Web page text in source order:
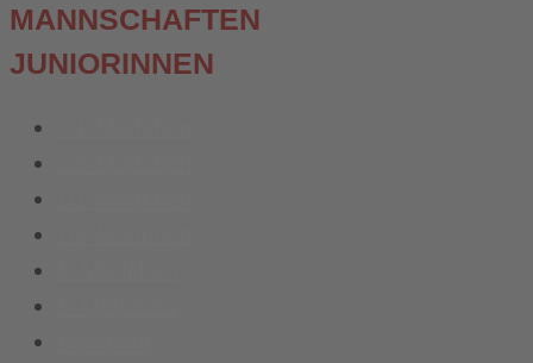
MANNSCHAFTEN
JUNIORINNEN